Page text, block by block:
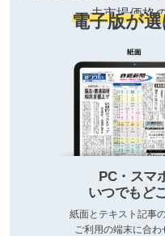
去市場価格
電子版が
PC・スマ
いつでもど
紙面とテキスト記事
ご利用の端末に合わ